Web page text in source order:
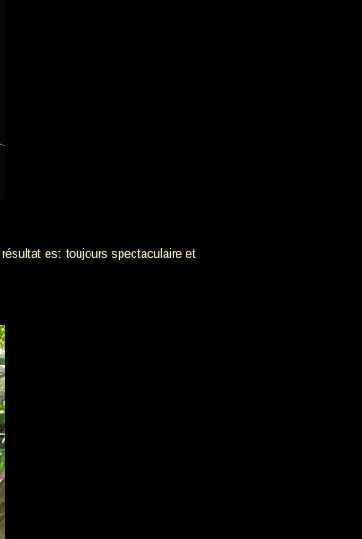
est toujours spectaculaire et